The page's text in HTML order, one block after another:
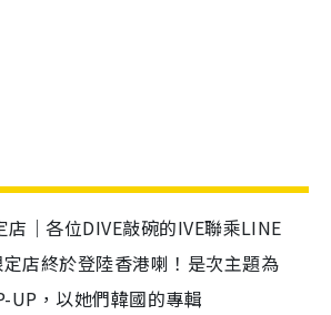
店｜各位DIVE敲碗的IVE聯乘LINE
店終於登陸香港喇！是次主題為
UP，以她們韓國的專輯